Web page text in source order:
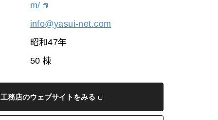
m/
info@yasui-net.com
昭和47年
50 棟
工務店のウェブサイトをみる